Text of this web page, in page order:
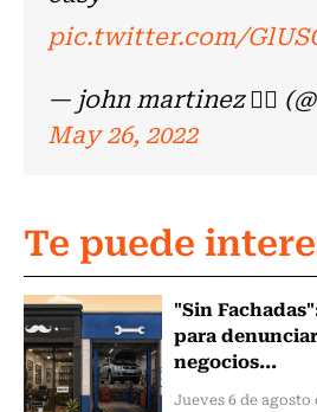
pic.twitter.com/
— john martinez ❤️‍🔥
May 26, 2022
Te puede
"Sin
para
negocios...
Jueves 6 de agosto